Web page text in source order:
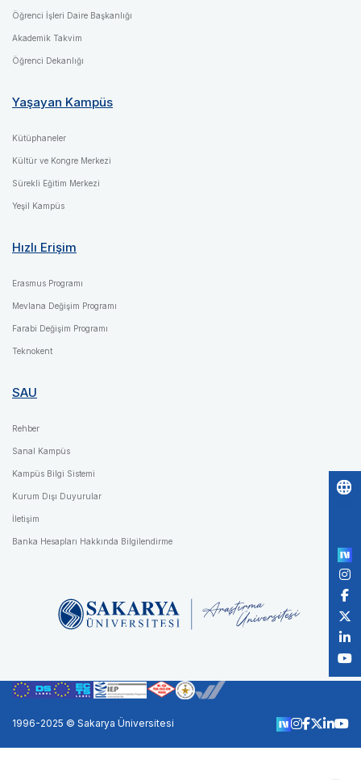
Öğrenci İşleri Daire Başkanlığı
Akademik Takvim
Öğrenci Dekanlığı
Yaşayan Kampüs
Kütüphaneler
Kültür ve Kongre Merkezi
Sürekli Eğitim Merkezi
Yeşil Kampüs
Hızlı Erişim
Erasmus Programı
Mevlana Değişim Programı
Farabi Değişim Programı
Teknokent
SAU
Rehber
Sanal Kampüs
Kampüs Bilgi Sistemi
Kurum Dışı Duyurular
İletişim
Banka Hesapları Hakkında Bilgilendirme
1996-2025 © Sakarya Üniversitesi